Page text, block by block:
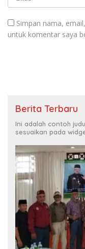
Simpan nama,
untuk komentar saya
Berita Terbaru
Ini adalah contoh
sesuaikan pada